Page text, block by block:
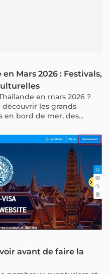
Mars 2026 : Festivals,
en mars 2026 ?
découvrir les grands
en bord de mer, des
de nombreuses
tout le royaume.
avant de faire la